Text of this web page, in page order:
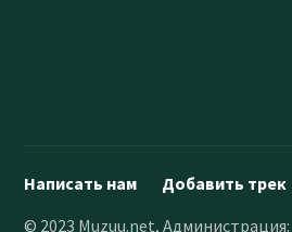
Написать нам Добавить трек
© 2023 Muzuu.net, Администрация: